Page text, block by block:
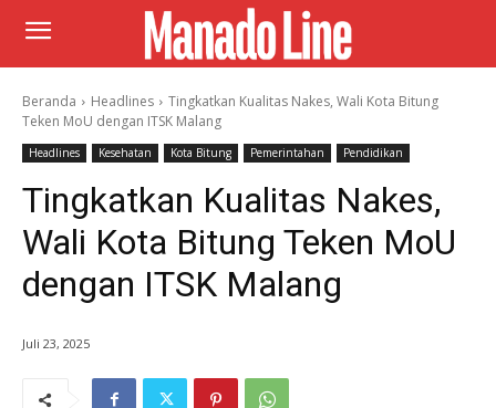
Beranda Headlines
Tingkatkan Kualitas Nakes, Wali Kota Bitung
Teken MoU dengan ITSK Malang
Headlines Kesehatan Kota Bitung Pemerintahan Pendidikan
Tingkatkan Kualitas Nakes,
Wali Kota Bitung Teken MoU
dengan ITSK Malang
Juli 23, 2025